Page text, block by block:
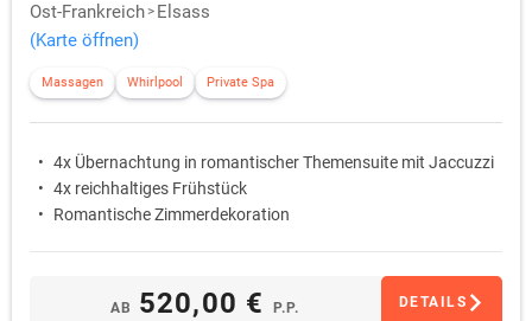
Ost-Frankreich
Elsass
(Karte öffnen)
Massagen Whirlpool Private Spa
4x Übernachtung in romantischer Themensuite mit Jaccuzzi
4x reichhaltiges Frühstück
Romantische Zimmerdekoration
AB 520,00 € P.P. DETAILS